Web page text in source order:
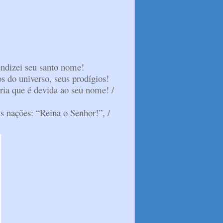
seu santo nome!
do universo, seus prodígios!
que é devida ao seu nome! /
nações: “Reina o Senhor!”, /